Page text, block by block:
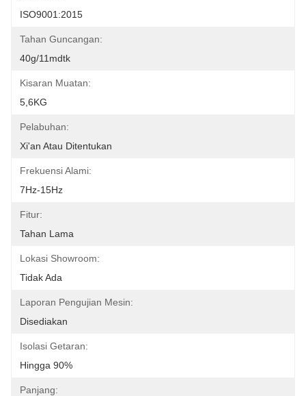
ISO9001:2015
Tahan Guncangan:
40g/11mdtk
Kisaran Muatan:
5,6KG
Pelabuhan:
Xi'an Atau Ditentukan
Frekuensi Alami:
7Hz-15Hz
Fitur:
Tahan Lama
Lokasi Showroom:
Tidak Ada
Laporan Pengujian Mesin:
Disediakan
Isolasi Getaran:
Hingga 90%
Panjang: